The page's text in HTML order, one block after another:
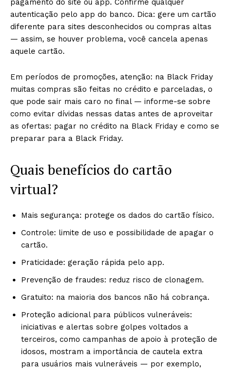
pagamento do site ou app. Confirme qualquer
autenticação pelo app do banco. Dica: gere um cartão
diferente para sites desconhecidos ou compras altas
— assim, se houver problema, você cancela apenas
aquele cartão.
Em períodos de promoções, atenção: na Black Friday
muitas compras são feitas no crédito e parceladas, o
que pode sair mais caro no final — informe-se sobre
como evitar dívidas nessas datas antes de aproveitar
as ofertas: pagar no crédito na Black Friday e como se
preparar para a Black Friday.
Quais benefícios do cartão
virtual?
Mais segurança: protege os dados do cartão físico.
Controle: limite de uso e possibilidade de apagar o
cartão.
Praticidade: geração rápida pelo app.
Prevenção de fraudes: reduz risco de clonagem.
Gratuito: na maioria dos bancos não há cobrança.
Proteção adicional para públicos vulneráveis:
iniciativas e alertas sobre golpes voltados a
terceiros, como campanhas de apoio à proteção de
idosos, mostram a importância de cautela extra
para usuários mais vulneráveis — por exemplo,